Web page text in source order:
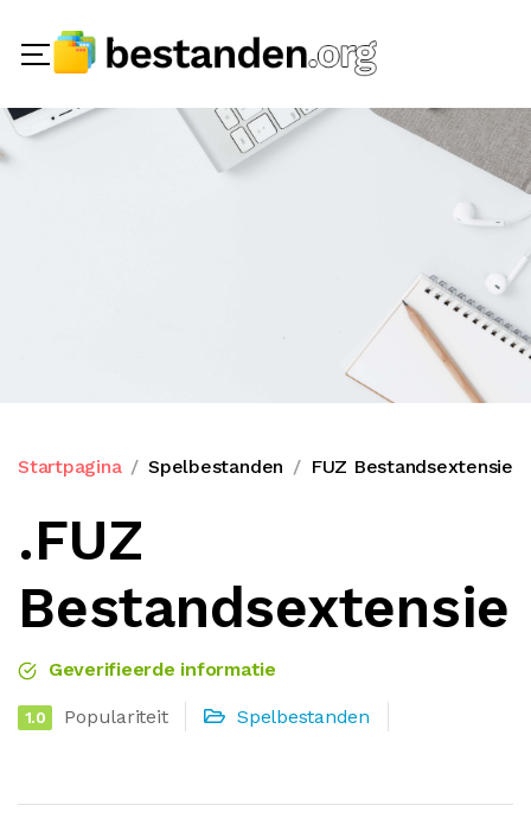
Startpagina Spelbestanden FUZ Bestandsextensie
.FUZ
Bestandsextensie
Geverifieerde informatie
1.0 Populariteit Spelbestanden